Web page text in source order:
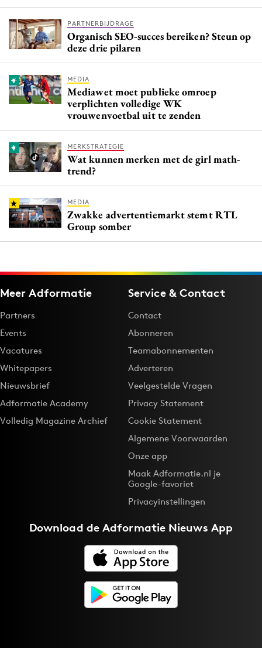
PARTNERBIJDRAGE
Organisch SEO-succes bereiken? Steun op
deze drie pilaren
MEDIA
Mediawet moet publieke omroep
verplichten volledige WK
vrouwenvoetbal uit te zenden
MERKSTRATEGIE
Wat kunnen merken met de girl math-
trend?
MEDIA
Zwakke advertentiemarkt stemt RTL
Group somber
Meer Adformatie
Partners
Events
Vacatures
Whitepapers
Nieuwsbrief
Adformatie Academy
Volledig Magazine Archief
Service & Contact
Contact
Abonneren
Teamabonnementen
Adverteren
Veelgestelde Vragen
Privacy Statement
Cookie Statement
Algemene Voorwaarden
Onze app
Maak Adformatie.nl je
Google-favoriet
Privacyinstellingen
Download deAdformatie Nieuws App